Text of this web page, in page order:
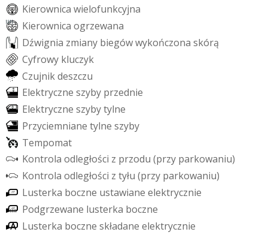
Kierownica wielofunkcyjna
Kierownica ogrzewana
Dźwignia zmiany biegówwykończona skórą
Cyfrowy kluczyk
Czujnikdeszczu
Elektryczne szyby przednie
Elektryczne szybytylne
Przyciemniane tylne szyby
Tempomat
Kontrola odległości z przodu (przy parkowaniu)
Kontrola odległości z tyłu (przy parkowaniu)
Lusterka boczne ustawiane elektrycznie
Podgrzewane lusterka boczne
Lusterka boczne składane elektrycznie